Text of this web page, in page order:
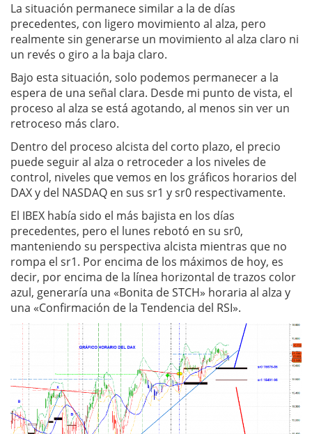
La situación permanece similar a la de días
precedentes, con ligero movimiento al alza, pero
realmente sin generarse un movimiento al alza claro ni
un revés o giro a la baja claro.
Bajo esta situación, solo podemos permanecer a la
espera de una señal clara. Desde mi punto de vista, el
proceso al alza se está agotando, al menos sin ver un
retroceso más claro.
Dentro del proceso alcista del corto plazo, el precio
puede seguir al alza o retroceder a los niveles de
control, niveles que vemos en los gráficos horarios del
DAX y del NASDAQ en sus sr1 y sr0 respectivamente.
El IBEX había sido el más bajista en los días
precedentes, pero el lunes rebotó en su sr0,
manteniendo su perspectiva alcista mientras que no
rompa el sr1. Por encima de los máximos de hoy, es
decir, por encima de la línea horizontal de trazos color
azul, generaría una «Bonita de STCH» horaria al alza y
una «Confirmación de la Tendencia del RSI».